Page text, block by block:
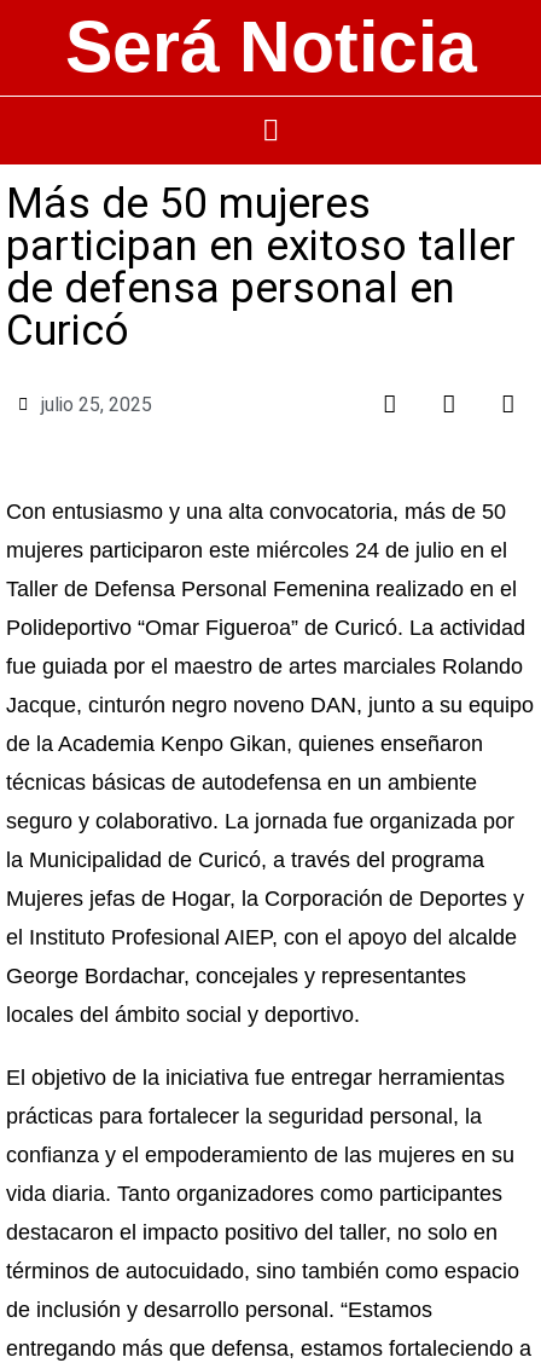
Será Noticia
Más de 50 mujeres
participan en exitoso taller
de defensa personal en
Curicó
julio 25, 2025
Con entusiasmo y una alta convocatoria, más de 50
mujeres participaron este miércoles 24 de julio en el
Taller de Defensa Personal Femenina realizado en el
Polideportivo “Omar Figueroa” de Curicó. La actividad
fue guiada por el maestro de artes marciales Rolando
Jacque, cinturón negro noveno DAN, junto a su equipo
de la Academia Kenpo Gikan, quienes enseñaron
técnicas básicas de autodefensa en un ambiente
seguro y colaborativo. La jornada fue organizada por
la Municipalidad de Curicó, a través del programa
Mujeres jefas de Hogar, la Corporación de Deportes y
el Instituto Profesional AIEP, con el apoyo del alcalde
George Bordachar, concejales y representantes
locales del ámbito social y deportivo.
El objetivo de la iniciativa fue entregar herramientas
prácticas para fortalecer la seguridad personal, la
confianza y el empoderamiento de las mujeres en su
vida diaria. Tanto organizadores como participantes
destacaron el impacto positivo del taller, no solo en
términos de autocuidado, sino también como espacio
de inclusión y desarrollo personal. “Estamos
entregando más que defensa, estamos fortaleciendo a